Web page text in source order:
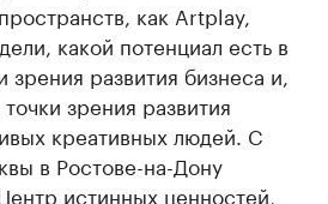
как Artplay,
какой потенциал есть в
зрения развития бизнеса и,
зрения развития
креативных людей. С
в Ростове-на-Дону
истинных ценностей,